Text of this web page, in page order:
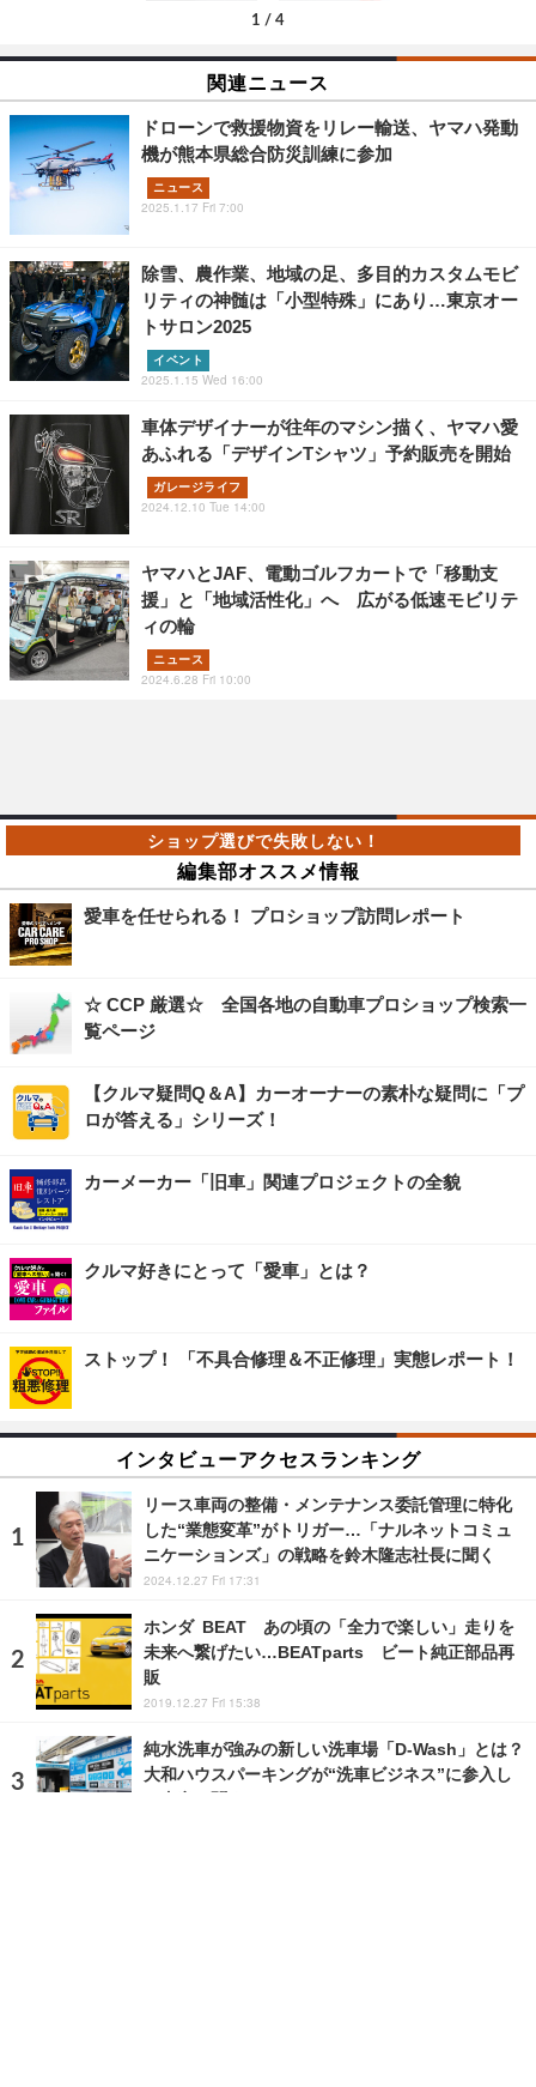
1 / 4
関連ニュース
ドローンで救援物資をリレー輸送、ヤマハ発動
機が熊本県総合防災訓練に参加
ニュース
2025.1.17 Fri 7:00
除雪、農作業、地域の足、多目的カスタムモビ
リティの神髄は「小型特殊」にあり…東京オー
トサロン2025
イベント
2025.1.15 Wed 16:00
車体デザイナーが往年のマシン描く、ヤマハ愛
あふれる「デザインTシャツ」予約販売を開始
ガレージライフ
2024.12.10 Tue 14:00
ヤマハとJAF、電動ゴルフカートで「移動支
援」と「地域活性化」へ 広がる低速モビリテ
ィの輪
ニュース
2024.6.28 Fri 10:00
編集部オススメ情報
愛車を任せられる！ プロショップ訪問レポート
☆ CCP 厳選☆ 全国各地の自動車プロショップ検索一
覧ページ
【クルマ疑問Q＆A】カーオーナーの素朴な疑問に「プ
ロが答える」シリーズ！
カーメーカー「旧車」関連プロジェクトの全貌
クルマ好きにとって「愛車」とは？
ストップ！ 「不具合修理＆不正修理」実態レポート！
インタビューアクセスランキング
リース車両の整備・メンテナンス委託管理に特化
した“業態変革”がトリガー…「ナルネットコミュ
ニケーションズ」の戦略を鈴木隆志社長に聞く
2024.12.27 Fri 17:31
ホンダ BEAT あの頃の「全力で楽しい」走りを
未来へ繋げたい…BEATparts ビート純正部品再
販
2019.12.27 Fri 15:38
純水洗車が強みの新しい洗車場「D-Wash」とは？
大和ハウスパーキングが“洗車ビジネス”に参入し